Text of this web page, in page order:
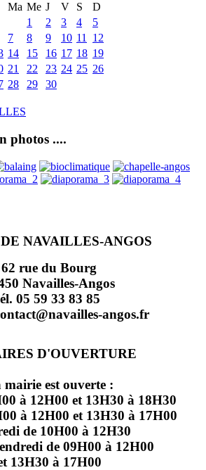
Ma Me J V S
D
1
2 3 4
5
7 8 9 10 11
12
14 15 16 17 18 19
21 22 23 24 25 26
28 29 30
photos ....
NAVAILLES-ANGOS
62 rue du Bourg
Navailles-Angos
05 59 33 83 85
angos.fr
D'OUVERTURE
mairie est ouverte :
à 12H00 et 13H30 à 18H30
à 12H00 et 13H30 à 17H00
de 10H00 à 12H30
de 09H00 à 12H00
13H30 à 17H00